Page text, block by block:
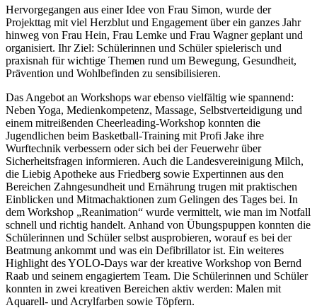
Hervorgegangen aus einer Idee von Frau Simon, wurde der
Projekttag mit viel Herzblut und Engagement über ein ganzes Jahr
hinweg von Frau Hein, Frau Lemke und Frau Wagner geplant und
organisiert. Ihr Ziel: Schülerinnen und Schüler spielerisch und
praxisnah für wichtige Themen rund um Bewegung, Gesundheit,
Prävention und Wohlbefinden zu sensibilisieren.
Das Angebot an Workshops war ebenso vielfältig wie spannend:
Neben Yoga, Medienkompetenz, Massage, Selbstverteidigung und
einem mitreißenden Cheerleading-Workshop konnten die
Jugendlichen beim Basketball-Training mit Profi Jake ihre
Wurftechnik verbessern oder sich bei der Feuerwehr über
Sicherheitsfragen informieren. Auch die Landesvereinigung Milch,
die Liebig Apotheke aus Friedberg sowie Expertinnen aus den
Bereichen Zahngesundheit und Ernährung trugen mit praktischen
Einblicken und Mitmachaktionen zum Gelingen des Tages bei. In
dem Workshop „Reanimation“ wurde vermittelt, wie man im Notfall
schnell und richtig handelt. Anhand von Übungspuppen konnten die
Schülerinnen und Schüler selbst ausprobieren, worauf es bei der
Beatmung ankommt und was ein Defibrillator ist. Ein weiteres
Highlight des YOLO-Days war der kreative Workshop von Bernd
Raab und seinem engagiertem Team. Die Schülerinnen und Schüler
konnten in zwei kreativen Bereichen aktiv werden: Malen mit
Aquarell- und Acrylfarben sowie Töpfern.